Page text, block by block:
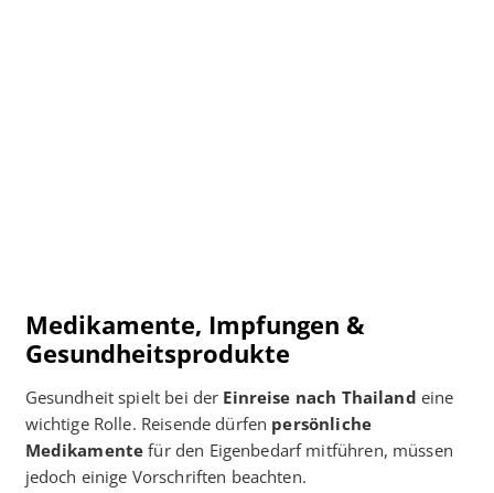
Medikamente, Impfungen &
Gesundheitsprodukte
Gesundheit spielt bei der Einreise nach Thailand eine
wichtige Rolle. Reisende dürfen persönliche
Medikamente für den Eigenbedarf mitführen, müssen
jedoch einige Vorschriften beachten.